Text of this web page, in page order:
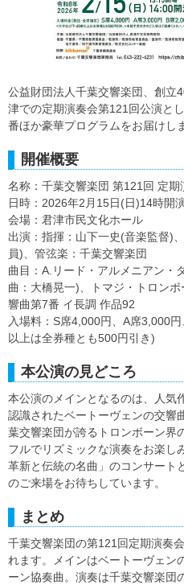
公益財団法人千葉交響楽団、創立
津での定期演奏会第121回公演と
番ほか豪華プログラムをお届けし
開催概要
名称：千葉交響楽団 第121回 定期
日時：2026年2月15日(日)14時開
会場：君津市民文化ホール
出演：指揮：山下一史(音楽監督)
員)、管弦楽：千葉交響楽団
曲目：A.リード・アルメニアン・
曲：大橋晃一)、トマジ・トロン
響曲第7番 イ長調 作品92
入場料：S席4,000円、A席3,000
以上は全券種とも500円引き)
本公演の見どころ
本公演のメインとなるのは、人気
認識されたベートーヴェンの交響
葉交響楽団が誇るトロンボーン界
フルでリズミックな演奏をお楽し
革新と伝統の名曲」のコンサート
のご来場をお待ちしています。
まとめ
千葉交響楽団の第121回定期演奏
れます。メインはベートーヴェン
ーン協奏曲。演奏は千葉交響楽団